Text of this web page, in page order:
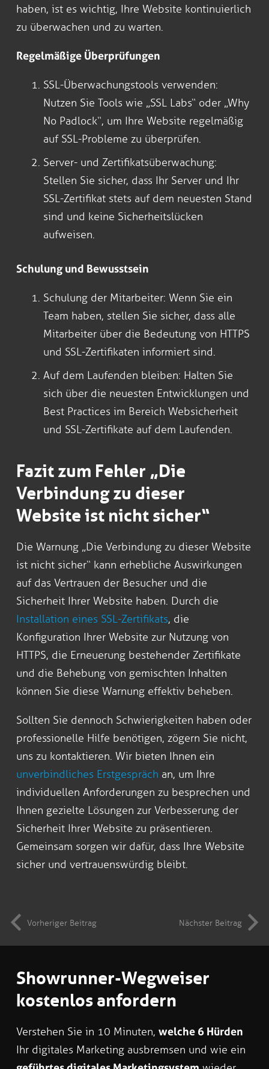
haben, ist es wichtig, Ihre Website kontinuierlich
zu überwachen und zu warten.
Regelmäßige Überprüfungen
SSL-Überwachungstools verwenden:
Nutzen Sie Tools wie „SSL Labs“ oder „Why
No Padlock“, um Ihre Website regelmäßig
auf SSL-Probleme zu überprüfen.
Server- und Zertifikatsüberwachung:
Stellen Sie sicher, dass Ihr Server und Ihr
SSL-Zertifikat stets auf dem neuesten Stand
sind und keine Sicherheitslücken
aufweisen.
Schulung und Bewusstsein
Schulung der Mitarbeiter: Wenn Sie ein
Team haben, stellen Sie sicher, dass alle
Mitarbeiter über die Bedeutung von HTTPS
und SSL-Zertifikaten informiert sind.
Auf dem Laufenden bleiben: Halten Sie
sich über die neuesten Entwicklungen und
Best Practices im Bereich Websicherheit
und SSL-Zertifikate auf dem Laufenden.
Fazit zum Fehler „Die
Verbindung zu dieser
Website ist nicht sicher“
Die Warnung „Die Verbindung zu dieser Website
ist nicht sicher“ kann erhebliche Auswirkungen
auf das Vertrauen der Besucher und die
Sicherheit Ihrer Website haben. Durch die
Installation eines SSL-Zertifikats, die
Konfiguration Ihrer Website zur Nutzung von
HTTPS, die Erneuerung bestehender Zertifikate
und die Behebung von gemischten Inhalten
können Sie diese Warnung effektiv beheben.
Sollten Sie dennoch Schwierigkeiten haben oder
professionelle Hilfe benötigen, zögern Sie nicht,
uns zu kontaktieren. Wir bieten Ihnen ein
unverbindliches Erstgespräch an, um Ihre
individuellen Anforderungen zu besprechen und
Ihnen gezielte Lösungen zur Verbesserung der
Sicherheit Ihrer Website zu präsentieren.
Gemeinsam sorgen wir dafür, dass Ihre Website
sicher und vertrauenswürdig bleibt.
Vorheriger Beitrag Nächster Beitrag
Showrunner-Wegweiser
kostenlos anfordern
Verstehen Sie in 10 Minuten, welche 6 Hürden
Ihr digitales Marketing ausbremsen und wie ein